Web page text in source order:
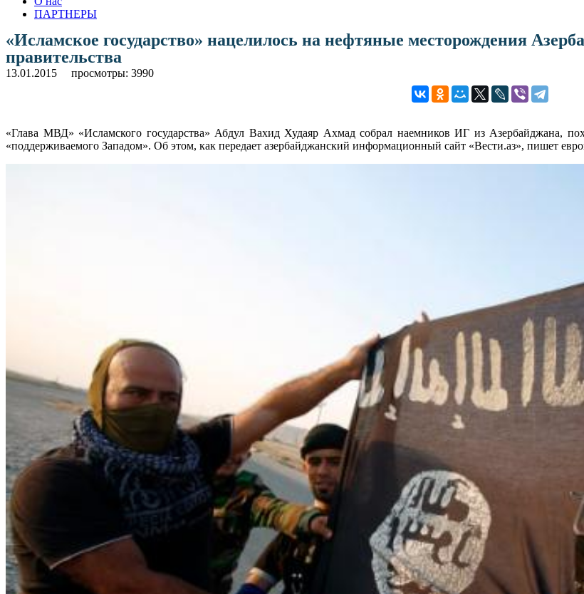
ПАРТНЕРЫ
«Исламское государство» нацелилось на нефтяные месторождения
правительства
13.01.2015 просмотры: 3990
«Глава МВД» «Исламского государства» Абдул Вахид Худаяр Ахмад собрал наемников ИГ из Азербайджана,
«поддерживаемого Западом». Об этом, как передает азербайджанский информационный сайт «Вести.аз», пишет